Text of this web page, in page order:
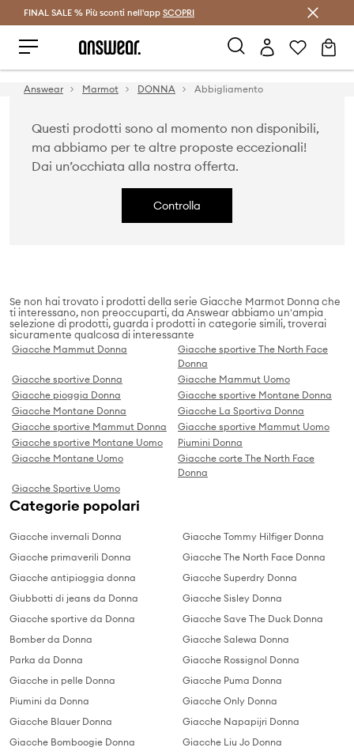
Risparmia con Answear Club >
FINAL SALE % Più sconti nell'app SCOPRI
Answear Marmot DONNA Abbigliamento
Questi prodotti sono al momento non disponibili,
ma abbiamo per te altre proposte eccezionali!
Dai un’occhiata alla nostra offerta.
Controlla
Se non hai trovato i prodotti della serie Giacche Marmot Donna che
ti interessano, non preoccuparti, da Answear abbiamo un'ampia
selezione di prodotti, guarda i prodotti in categorie simili, troverai
sicuramente qualcosa di interessante
Giacche Mammut Donna
Giacche sportive The North Face
Donna
Giacche sportive Donna
Giacche Mammut Uomo
Giacche pioggia Donna
Giacche sportive Montane Donna
Giacche Montane Donna
Giacche La Sportiva Donna
Giacche sportive Mammut Donna
Giacche sportive Mammut Uomo
Giacche sportive Montane Uomo
Piumini Donna
Giacche Montane Uomo
Giacche corte The North Face
Donna
Giacche Sportive Uomo
Categorie popolari
Giacche invernali Donna
Giacche primaverili Donna
Giacche antipioggia donna
Giubbotti di jeans da Donna
Giacche sportive da Donna
Bomber da Donna
Parka da Donna
Giacche in pelle Donna
Piumini da Donna
Giacche Blauer Donna
Giacche Bomboogie Donna
Giacche Tommy Hilfiger Donna
Giacche The North Face Donna
Giacche Superdry Donna
Giacche Sisley Donna
Giacche Save The Duck Donna
Giacche Salewa Donna
Giacche Rossignol Donna
Giacche Puma Donna
Giacche Only Donna
Giacche Napapijri Donna
Giacche Liu Jo Donna